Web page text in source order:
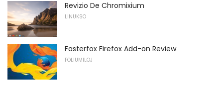
Revizio De Chromixium
LINUKSO
Fasterfox Firefox Add-on Review
FOLIUMILOJ